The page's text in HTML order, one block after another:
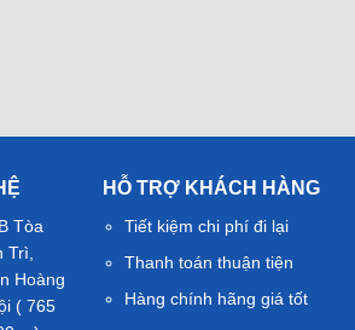
Tòa
Trì,
Hoàng
( 765
HỖ TRỢ KHÁCH HÀNG
Tiết kiệm chi phí đi lại
Thanh toán thuận tiện
Hàng chính hãng giá tốt